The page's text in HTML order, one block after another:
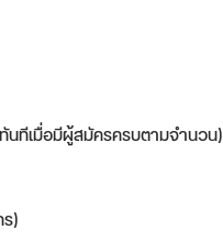
นทีเมื่อมีผู้สมัครครบตามจำนวน)
)